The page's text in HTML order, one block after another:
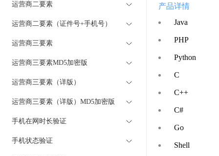
运营商二要素
运营商二要素（证件号+手机号）
运营商三要素
运营商三要素MD5加密版
运营商三要素（详版）
运营商三要素（详版）MD5加密版
手机在网时长验证
手机状态验证
产品详情
Java
PHP
Python
C
C++
C#
Go
Shell